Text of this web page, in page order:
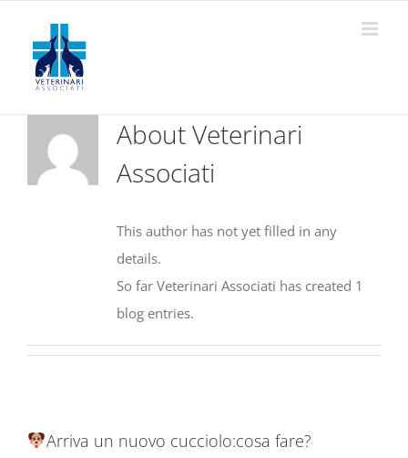
content
AboutVeterinari
Associati
This author has not yet filled in any
details.
So far Veterinari Associati has created 1
blog entries.
Arriva un nuovo cucciolo:cosa fare?